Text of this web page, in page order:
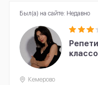
Кемерово
Был(а) на сайте: Недавно